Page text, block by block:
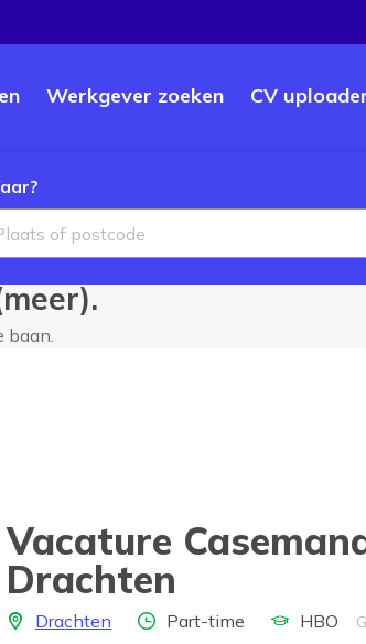
Werkgever zoeken CV
of postcode
baan.
Vacature
Drachten
Drachten Aantal uren
Part-time HBO